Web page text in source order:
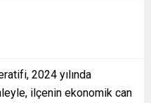
2024 yılında
ilçenin ekonomik can